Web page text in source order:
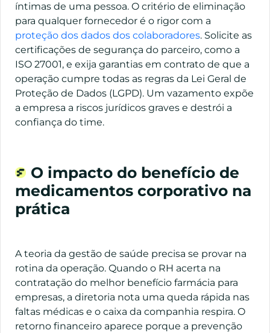
íntimas de uma pessoa. O critério de eliminação
para qualquer fornecedor é o rigor com a
proteção dos dados dos colaboradores. Solicite as
certificações de segurança do parceiro, como a
ISO 27001, e exija garantias em contrato de que a
operação cumpre todas as regras da Lei Geral de
Proteção de Dados (LGPD). Um vazamento expõe
a empresa a riscos jurídicos graves e destrói a
confiança do time.
O impacto do benefício de
medicamentos corporativo na
prática
A teoria da gestão de saúde precisa se provar na
rotina da operação. Quando o RH acerta na
contratação do melhor benefício farmácia para
empresas, a diretoria nota uma queda rápida nas
faltas médicas e o caixa da companhia respira. O
retorno financeiro aparece porque a prevenção